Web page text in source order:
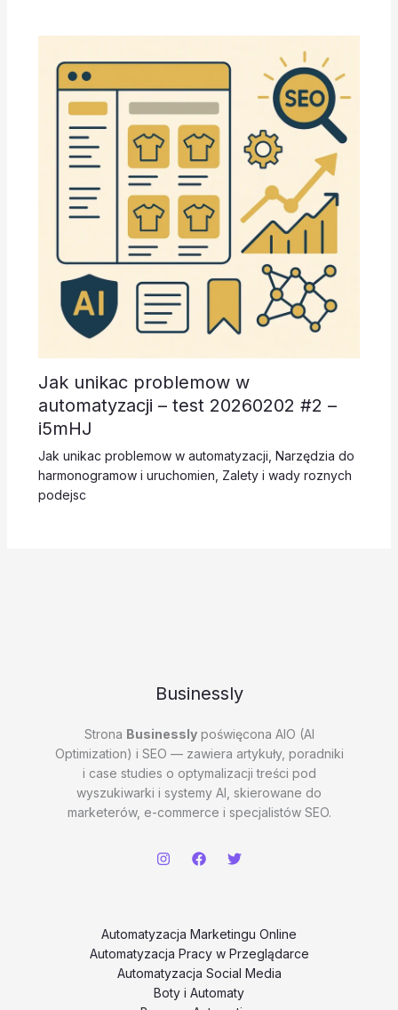
Jak unikac problemow w
automatyzacji – test 20260202 #2 –
i5mHJ
Jak unikac problemow w automatyzacji Narzędzia do
harmonogramow i uruchomien Zalety i wady roznych
podejsc
Businessly
Strona Businesslypoświęcona AIO (AI
Optimization) i SEO — zawiera artykuły, poradniki
i case studies o optymalizacji treści pod
wyszukiwarki i systemy AI, skierowane do
marketerów, e-commerce i specjalistów SEO.
Automatyzacja Marketingu Online
Automatyzacja Pracy w Przeglądarce
Automatyzacja Social Media
Boty i Automaty